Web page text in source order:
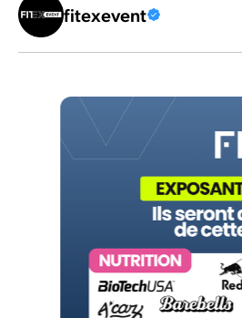
fitexevent